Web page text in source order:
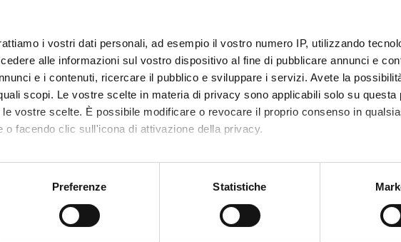
i vostri dati personali, ad esempio il vostro numero IP, utilizzando
alle informazioni sul vostro dispositivo al fine di pubblicare annunci e
e i contenuti, ricercare il pubblico e sviluppare i servizi. Avete la
scopi. Le vostre scelte in materia di privacy sono applicabili solo su questa
vostre scelte. È possibile modificare o revocare il proprio consenso in
o facendo clic sull'icona di attivazione della privacy.
anche:
sulla tua posizione geografica, con un'approssimazione di qualche metro,
Preferenze Statistiche
lesson schedule